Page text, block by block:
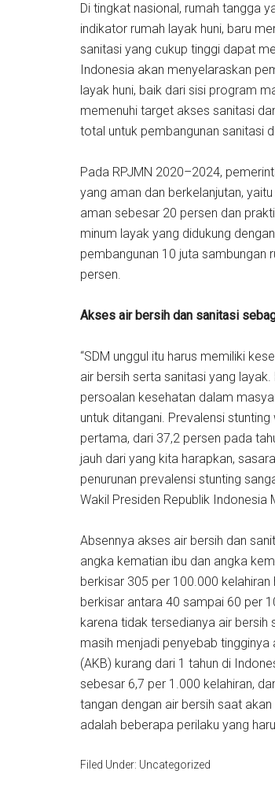
Di tingkat nasional, rumah tangga
indikator rumah layak huni, baru
sanitasi yang cukup tinggi dapat
Indonesia akan menyelaraskan
layak huni, baik dari sisi program
memenuhi target akses sanitasi
total untuk pembangunan sanitasi
Pada RPJMN 2020–2024,
yang aman dan berkelanjutan,
aman sebesar 20 persen dan
minum layak yang didukung
pembangunan 10 juta sambungan
persen.
Akses air bersih dan sanitasi
“SDM unggul itu harus memiliki
air bersih serta sanitasi yang
persoalan kesehatan dalam
untuk ditangani. Prevalensi
pertama, dari 37,2 persen pada
jauh dari yang kita harapkan,
penurunan prevalensi stunting
Wakil Presiden Republik Indonesia
Absennya akses air bersih dan
angka kematian ibu dan angka
berkisar 305 per 100.000 kelahiran
berkisar antara 40 sampai 60 per
karena tidak tersedianya air bersih
masih menjadi penyebab
(AKB) kurang dari 1 tahun di
sebesar 6,7 per 1.000 kelahiran,
tangan dengan air bersih saat
adalah beberapa perilaku yang
Filed Under: Uncategorized